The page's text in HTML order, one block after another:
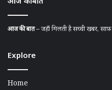
आज की बात– जहाँ मिलती है सच्ची खबर, साफ़
Explore
Home